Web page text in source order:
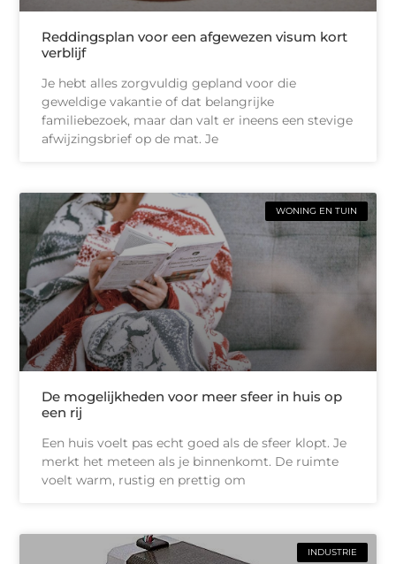
Reddingsplan voor een afgewezen visum kort
verblijf
Je hebt alles zorgvuldig gepland voor die
geweldige vakantie of dat belangrijke
familiebezoek, maar dan valt er ineens een stevige
afwijzingsbrief op de mat. Je
WONING EN TUIN
De mogelijkheden voor meer sfeer in huis op
een rij
Een huis voelt pas echt goed als de sfeer klopt. Je
merkt het meteen als je binnenkomt. De ruimte
voelt warm, rustig en prettig om
INDUSTRIE